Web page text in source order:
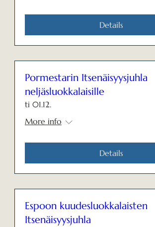
Details
Pormestarin Itsenäisyysjuhla
neljäsluokkalaisille
ti 01.12.
More info
Details
Espoon kuudesluokkalaisten
Itsenäisyysjuhla